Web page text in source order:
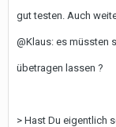
gut testen. Auch
@Klaus: es müssten
übetragen lassen ?
> Hast Du eigentlich